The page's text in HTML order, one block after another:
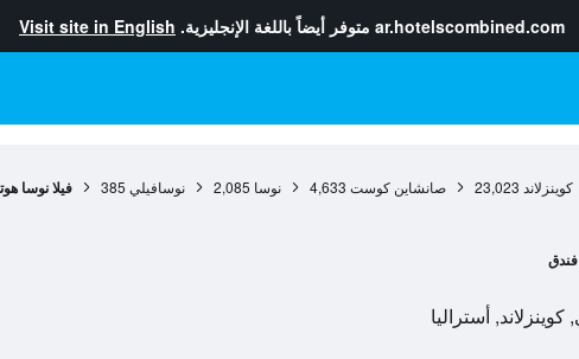
ar.hotelscombined.com متوفر أيضاً باللغة الإنجليزية. Visit site in English
كوينزلاند 23,023 صانشاين كوست 4,633 نوسا 2,085 نوسافيلي 385 فيلا نوسا
فندق